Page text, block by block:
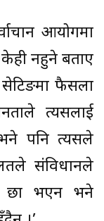
आयोगमा
नहुने बताए
फैसला
त्यसलाई
पनि त्यसले
संविधानले
छौं भएन भने